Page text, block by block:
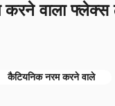
वाला फ्लेक्स
कैटियनिक नरम करने वाले